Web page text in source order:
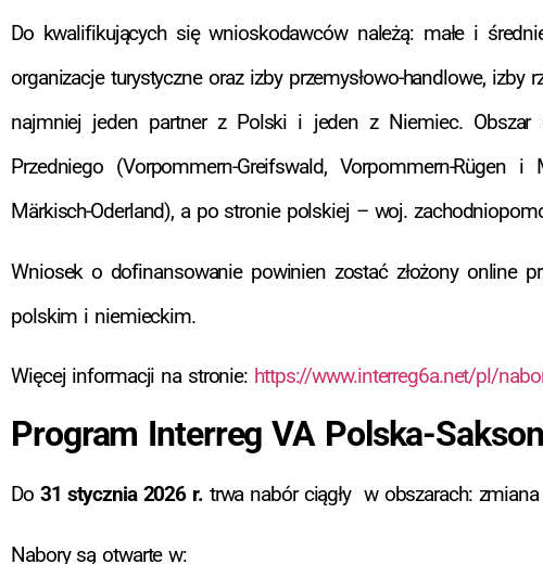
Do kwalifikujących się wnioskodawców należą: małe i
organizacje turystyczne oraz izby przemysłowo-handlowe,
najmniej jeden partner z Polski i jeden z Niemiec.
Przedniego (Vorpommern-Greifswald, Vorpommern-Rügen
Märkisch-Oderland), a po stronie polskiej – woj.
Wniosek o dofinansowanie powinien zostać złożony online
polskim i niemieckim.
Więcej informacji na stronie: https://www.interreg6a.net/pl/
Program Interreg VA Polska-
Do 31 stycznia 2026 r.trwa nabór ciągły w obszarach:
Nabory są otwarte w: